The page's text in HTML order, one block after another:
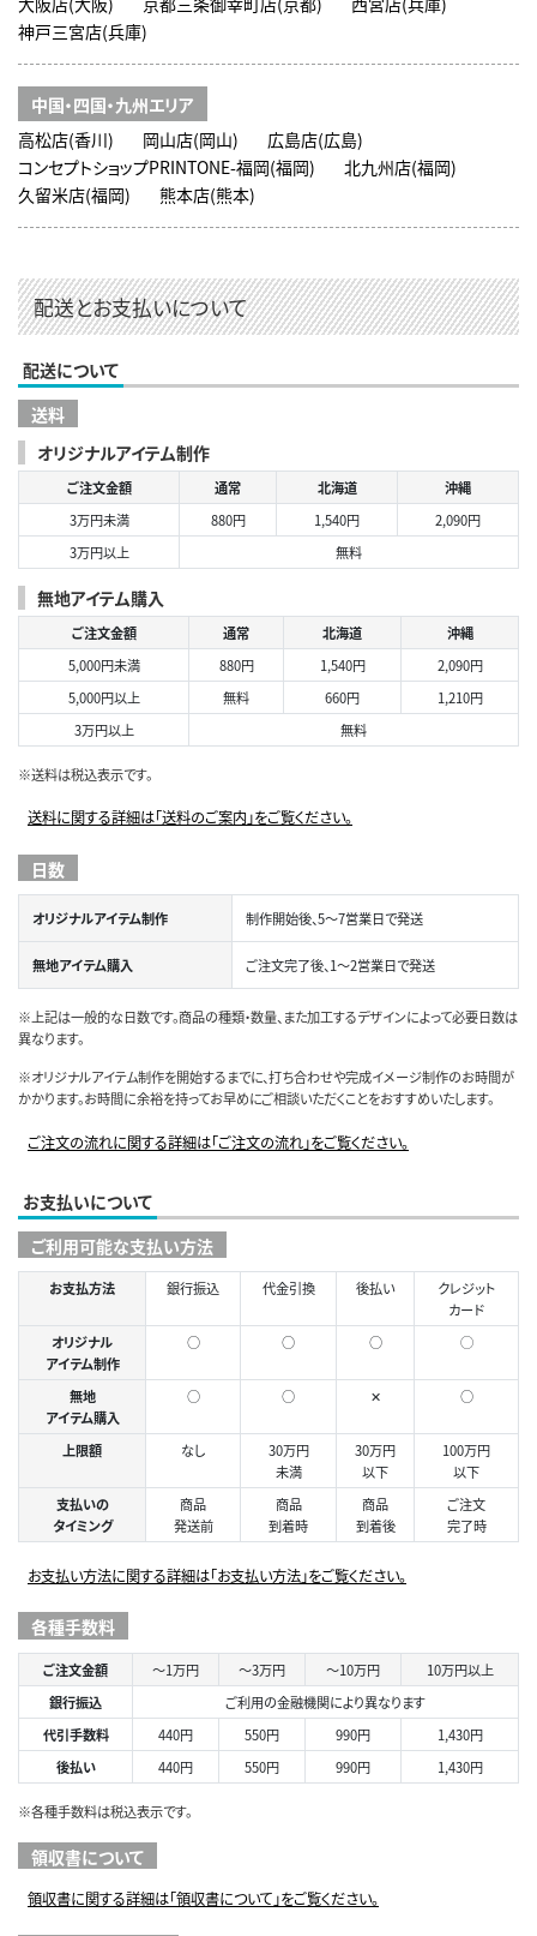
神戸三宮店(兵庫)
中国・四国・九州エリア
高松店(香川)
岡山店(岡山)
広島店(広島)
コンセプトショップPRINTONE-福岡(福岡)
北九州店(福岡)
久留米店(福岡)
熊本店(熊本)
配送とお支払いについて
配送について
送料
オリジナルアイテム制作
ご注文金額 通常 北海道
沖縄
3万円未満
880円 1,540円
2,090円
3万円以上
無料
無地アイテム購入
ご注文金額 通常 北海道
沖縄
5,000円未満
880円 1,540円
2,090円
5,000円以上
無料 660円
1,210円
3万円以上
無料
※送料は税込表示です。
送料に関する詳細は「送料のご案内」をご覧ください。
日数
オリジナルアイテム制作 制作開始後、5～7営業日で発送
無地アイテム購入 ご注文完了後、1～2営業日で発送
※上記は一般的な日数です。商品の種類・数量、また加工するデザインによって必要日数は
異なります。
※オリジナルアイテム制作を開始するまでに、打ち合わせや完成イメージ制作のお時間が
かかります。お時間に余裕を持ってお早めにご相談いただくことをおすすめいたします。
ご注文の流れに関する詳細は「ご注文の流れ」をご覧ください。
お支払いについて
ご利用可能な支払い方法
お支払方法 銀行振込 代金引換 後払い
クレジット
カード
オリジナル
アイテム制作
○ ○ ○ ◯
無地
アイテム購入
○ ○ ✕ ○
上限額 なし
30万円
未満
30万円
以下
100万円
以下
支払いの
タイミング
商品
発送前
商品
到着時
商品
到着後
ご注文
完了時
お支払い方法に関する詳細は「お支払い方法」をご覧ください。
各種手数料
ご注文金額 ～1万円 ～3万円 ～10万円
10万円以上
銀行振込
ご利用の金融機関により異なります
代引手数料
440円 550円 990円
1,430円
後払い
440円 550円 990円 1,430円
※各種手数料は税込表示です。
領収書について
領収書に関する詳細は「領収書について」をご覧ください。